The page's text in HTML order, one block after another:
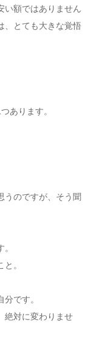
い額ではありません
、とても大きな覚悟
あります。
うのですが、そう聞
。
です。
絶対に変わりませ